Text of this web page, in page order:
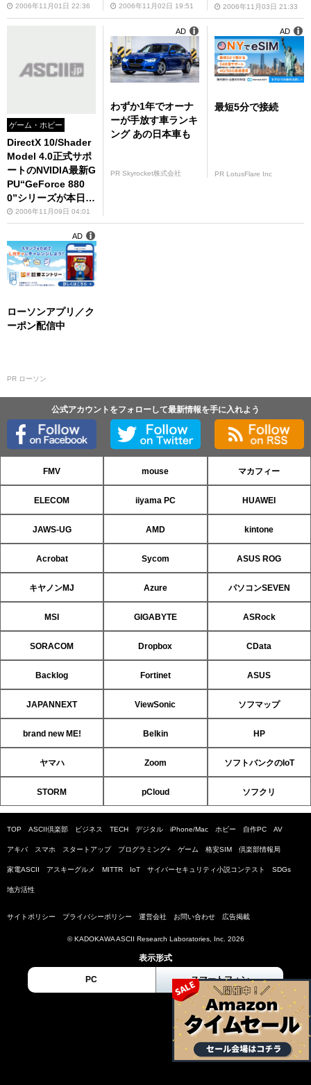
「WinFast PX7950
GT TDH 512MB Ex
2006年11月01日 22:36
製クーラー装着モデ
ル！
2006年11月02日 19:51
で販売中!!
2006年11月03日 21:33
ゲーム・ホビー
DirectX 10/Shader
Model 4.0正式サポ
ートのNVIDIA最新G
PU“GeForce 880
0”シリーズが本日デ
ビュー!!
2006年11月09日 04:01
わずか1年でオーナ
ーが手放す車ランキ
ング あの日本車も
PR Skyrocket株式会社
AD
最短5分で接続
PR LotusFlare Inc
AD
ローソンアプリ／ク
ーポン配信中
PR ローソン
AD
公式アカウントをフォローして最新情報を手に入れよう
FMV mouse マカフィー
ELECOM iiyama PC HUAWEI
JAWS-UG AMD kintone
Acrobat Sycom ASUS ROG
キヤノンMJ Azure パソコンSEVEN
MSI GIGABYTE ASRock
SORACOM Dropbox CData
Backlog Fortinet ASUS
JAPANNEXT ViewSonic ソフマップ
brand new ME! Belkin HP
ヤマハ Zoom ソフトバンクのIoT
STORM pCloud ソフクリ
TOP ASCII倶楽部 ビジネス TECH デジタル iPhone/Mac ホビー 自作PC AV
アキバ スマホ スタートアップ プログラミング+ ゲーム 格安SIM 倶楽部情報局
家電ASCII アスキーグルメ MITTR IoT サイバーセキュリティ小説コンテスト SDGs
地方活性
サイトポリシー プライバシーポリシー 運営会社 お問い合わせ 広告掲載
© KADOKAWA ASCII Research Laboratories, Inc. 2026
表示形式
PC スマートフォン